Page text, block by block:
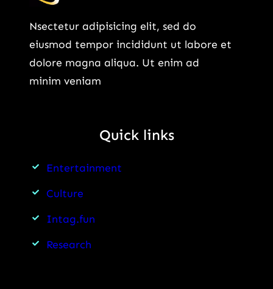
Nsectetur adipisicing elit, sed do
eiusmod tempor incididunt ut labore et
dolore magna aliqua. Ut enim ad
minim veniam
Quick links
Entertainment
Culture
Intag.fun
Research